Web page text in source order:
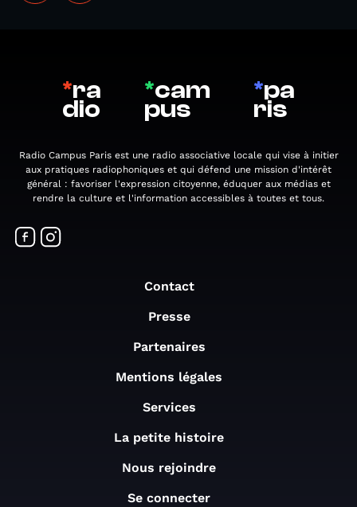
*ra
dio
*cam
pus
*pa
ris
Radio Campus Paris est une radio associative locale qui vise à initier
aux pratiques radiophoniques et qui défend une mission d'intérêt
général : favoriser l'expression citoyenne, éduquer aux médias et
rendre la culture et l'information accessibles à toutes et tous.
Contact
Presse
Partenaires
Mentions légales
Services
La petite histoire
Nous rejoindre
Se connecter